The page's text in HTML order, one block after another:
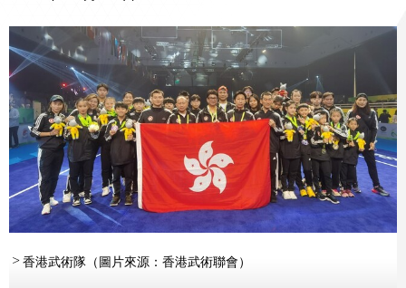
香港武術隊（圖片來源：香港武術聯會）